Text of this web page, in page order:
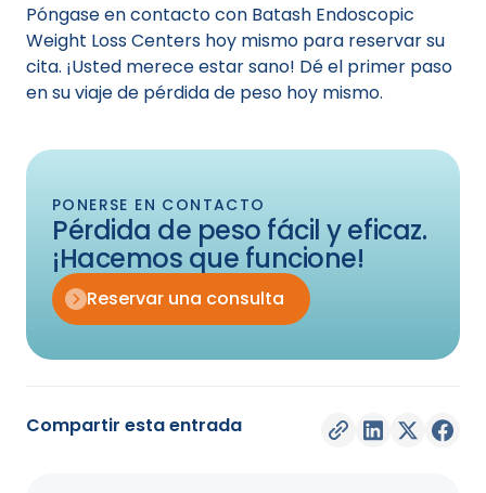
Póngase en contacto con Batash Endoscopic
Weight Loss Centers hoy mismo para reservar su
cita. ¡Usted merece estar sano! Dé el primer paso
en su viaje de pérdida de peso hoy mismo.
PONERSE EN CONTACTO
Pérdida de peso fácil y eficaz.
¡Hacemos que funcione!
Reservar una consulta
Compartir esta entrada